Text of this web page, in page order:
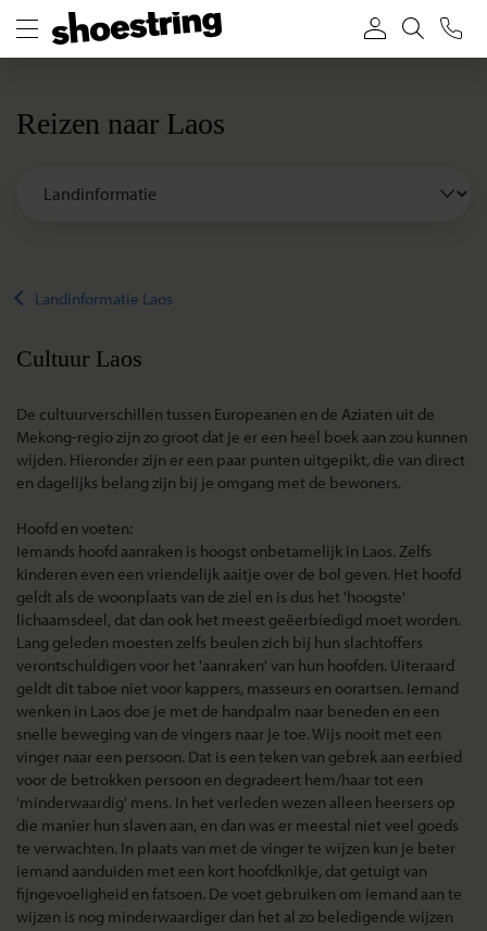
Reizen naar Laos
Landinformatie Laos
Cultuur Laos
De cultuurverschillen tussen Europeanen en de Aziaten uit de
Mekong-regio zijn zo groot dat je er een heel boek aan zou kunnen
wijden. Hieronder zijn er een paar punten uitgepikt, die van direct
en dagelijks belang zijn bij je omgang met de bewoners.
Hoofd en voeten:
Iemands hoofd aanraken is hoogst onbetamelijk in Laos. Zelfs
kinderen even een vriendelijk aaitje over de bol geven. Het hoofd
geldt als de woonplaats van de ziel en is dus het 'hoogste'
lichaamsdeel, dat dan ook het meest geëerbiedigd moet worden.
Lang geleden moesten zelfs beulen zich bij hun slachtoffers
verontschuldigen voor het 'aanraken' van hun hoofden. Uiteraard
geldt dit taboe niet voor kappers, masseurs en oorartsen. Iemand
wenken in Laos doe je met de handpalm naar beneden en een
snelle beweging van de vingers naar je toe. Wijs nooit met een
vinger naar een persoon. Dat is een teken van gebrek aan eerbied
voor de betrokken persoon en degradeert hem/haar tot een
'minderwaardig' mens. In het verleden wezen alleen heersers op
die manier hun slaven aan, en dan was er meestal niet veel goeds
te verwachten. In plaats van met de vinger te wijzen kun je beter
iemand aanduiden met een kort hoofdknikje, dat getuigt van
fijngevoeligheid en fatsoen. De voet gebruiken om iemand aan te
wijzen is nog minderwaardiger dan het al zo beledigende wijzen